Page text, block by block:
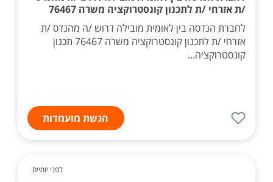
/ת אזרחי /ת לתכנון קונסטרוקציה משרה 76467
לחברת הנדסה בין לאומית מובילה דרוש /ה מהנדס /ת
אזרחי /ת לתכנון קונסטרוקציה משרה 76467 תכנון
קונסטרוקציה...
הגשת מועמדות
לפני יומיים